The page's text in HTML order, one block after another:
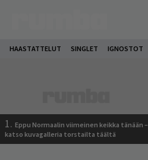
HAASTATTELUT SINGLET IGNOSTOT
1. Eppu Normaalin viimeinen keikka tänään –
katso kuvagalleria torstailta täältä